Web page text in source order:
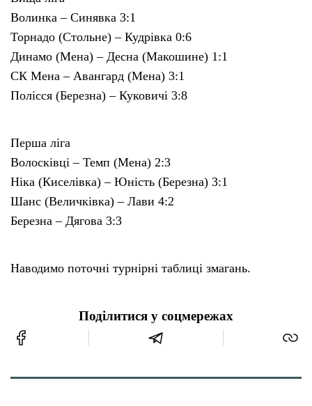
Волинка – Синявка 3:1
Торнадо (Стольне) – Кудрівка 0:6
Динамо (Мена) – Десна (Макошине) 1:1
СК Мена – Авангард (Мена) 3:1
Полісся (Березна) – Куковичі 3:8
Перша ліга
Волосківці – Темп (Мена) 2:3
Ніка (Киселівка) – Юність (Березна) 3:1
Шанс (Величківка) – Лави 4:2
Березна – Дягова 3:3
Наводимо поточні турнірні таблиці змагань.
Поділитися у соцмережах